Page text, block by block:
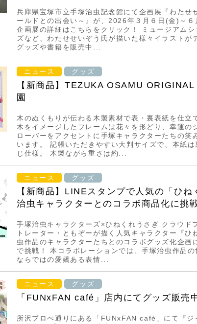
兵庫県宝塚市立手塚治虫記念館にて企画展『わたせ
ールドとの出会い～』が、2026年３月６日(金)～６
企画展の詳細はこちらをクリック！ ミュージアム
ズなど、わたせせいぞう氏が描いた様々イラストが
グッズや書籍を販売中...
ニュース グッズ
【新商品】TEZUKA OSAMU
園
木のぬくもりが伝わる木製素材で表・裏表紙を仕立
木をイメージしたフレームは花々を形どり、幸運の
ローバーをアクセントに手塚キャラクターたちの笑
います。 記帳いただきやすい大判サイズで、本紙
じ仕様。 木製ながら重さは約...
ニュース グッズ
【新商品】LINEスタンプで人気の「ひ
治虫キャラクターとのコラボ商品化に挑戦
手塚治虫キャラクターズ×ひねくれうさぎ クラウド
トレーター・ともぞーが描く人気キャラクター『ひ
虫作品のキャラクターたちとのコラボグッズ化企画
で挑戦！ 本コラボレーションでは、手塚治虫作品の
ならではの愛嬌ある表情...
ニュース グッズ
「FUNxFAN café」店内にてグッズ販売
所沢プロぺ通りにある「FUNxFAN café」にて『ジ